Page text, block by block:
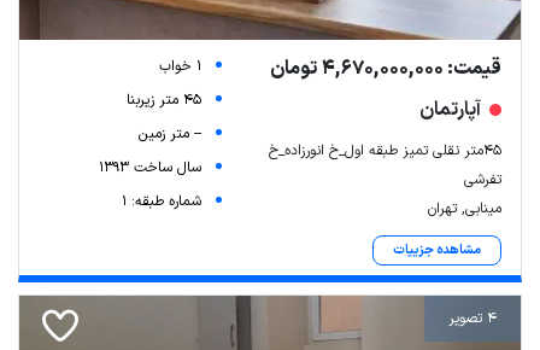
قیمت: 4,670,000,000 تومان
آپارتمان
45متر نقلی تمیز طبقه اول_خ انورزاده_خ
تفرشی
مینابی, تهران
مشاهده جزییات
1 خواب
45 متر زیربنا
-- متر زمین
سال ساخت 1393
شماره طبقه: 1
4 تصویر